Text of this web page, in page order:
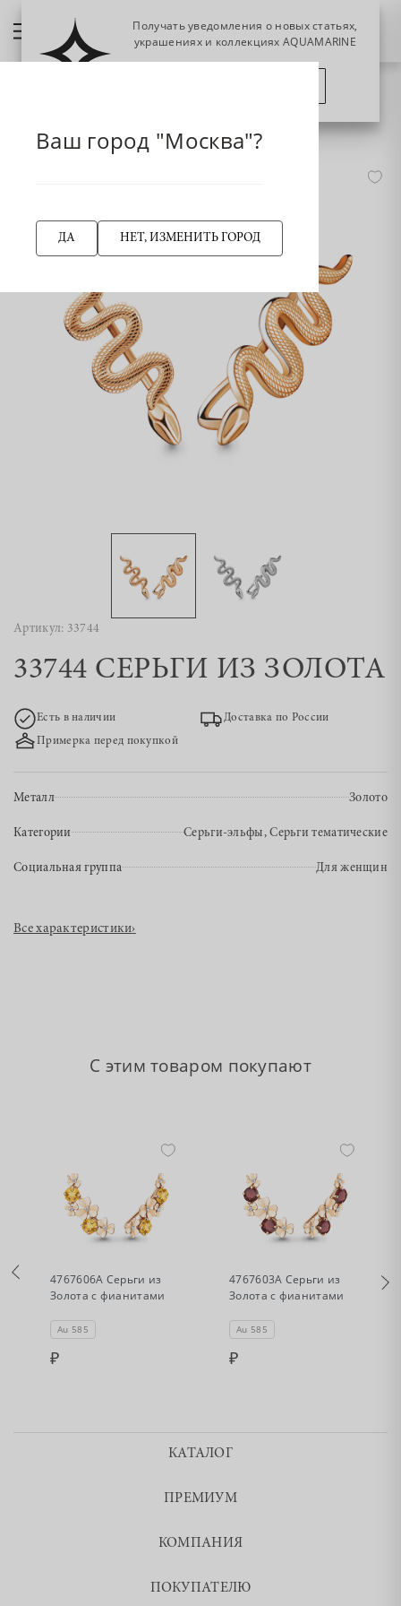
Артикул: 33744
33744 СЕРЬГИ ИЗ ЗОЛОТА
Есть в наличии
Доставка по России
Примерка перед покупкой
Металл Золото
Категории Серьги-эльфы, Серьги тематические
Социальная группа Для женщин
Все характеристики›
С этим товаром покупают
4767606А Серьги из
Золота с фианитами
Au 585
4767603А Серьги из
Золота с фианитами
Au 585
КАТАЛОГ
ПРЕМИУМ
КОМПАНИЯ
ПОКУПАТЕЛЮ
Ваш город "Москва"?
ДА НЕТ, ИЗМЕНИТЬ ГОРОД
Получать уведомления о новых статьях,
украшениях и коллекциях AQUAMARINE